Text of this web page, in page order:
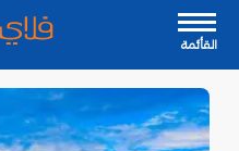
القأئمة